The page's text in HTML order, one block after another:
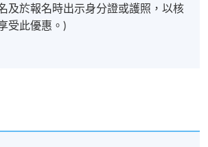
- 9:45pm ; 及間中星期六下午
修學院教學中心 (銅鑼灣/炮台山/北
及於報名時出示身分證或護照，以核
受此優惠。)